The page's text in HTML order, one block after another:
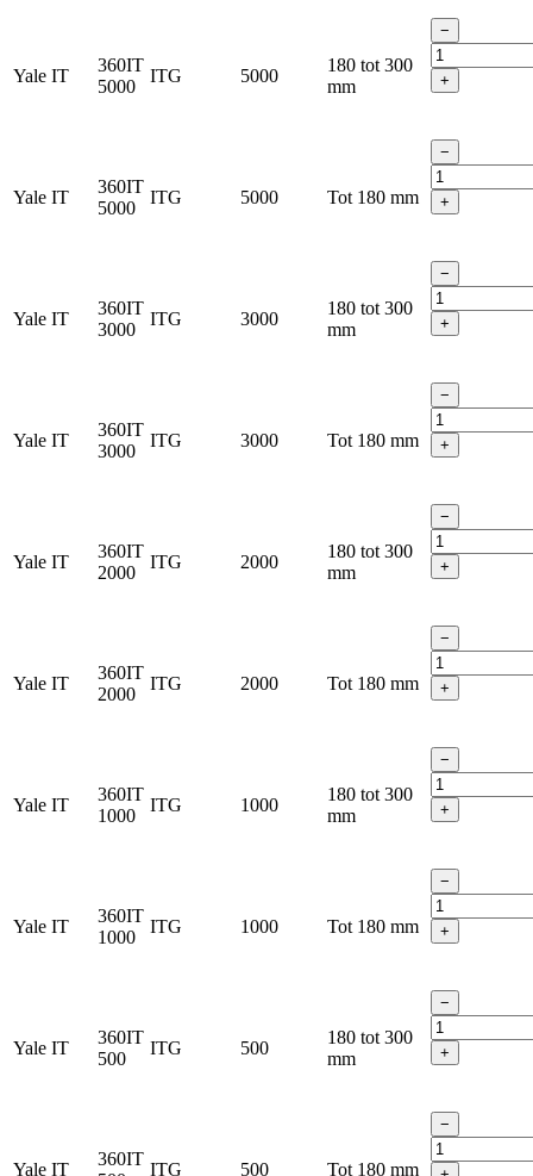
Yale IT
360IT
5000
ITG 5000
180 tot 300
mm
−
+
Yale IT
360IT
5000
ITG 5000 Tot 180 mm
−
+
Yale IT
360IT
3000
ITG 3000
180 tot 300
mm
−
+
Yale IT
360IT
3000
ITG 3000 Tot 180 mm
−
+
Yale IT
360IT
2000
ITG 2000
180 tot 300
mm
−
+
Yale IT
360IT
2000
ITG 2000 Tot 180 mm
−
+
Yale IT
360IT
1000
ITG 1000
180 tot 300
mm
−
+
Yale IT
360IT
1000
ITG 1000 Tot 180 mm
−
+
Yale IT
360IT
500
ITG 500
180 tot 300
mm
−
+
Yale IT
360IT
ITG 500 Tot 180 mm
−